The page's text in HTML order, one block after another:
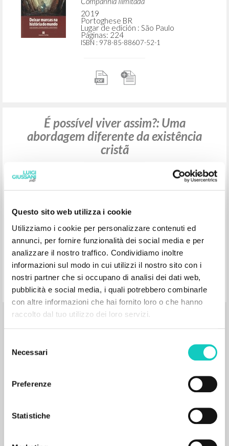
Questo sito web utilizza i cookie
Utilizziamo i cookie per personalizzare contenuti ed
annunci, per fornire funzionalità dei social media e per
analizzare il nostro traffico. Condividiamo inoltre
informazioni sul modo in cui utilizzi il nostro sito con i
nostri partner che si occupano di analisi dei dati web,
pubblicità e social media, i quali potrebbero combinarle
con altre informazioni che hai fornito loro o che hanno
raccolto dal tuo utilizzo dei loro servizi.
delNecessari
Preferenze
Statistiche
Giussani Luigi Autor
Prades López Javier Maria Autor
Alberto Stefano Autor
Portoghese BR
Lugar de edición : São Paulo
Páginas: 224
É possível viver assim?: Uma
abordagem diferente da existência
Giussani Luigi Autor
Companhia Ilimitada
2024
Portoghese BR
Lugar de edición : São Paulo
Páginas: 390